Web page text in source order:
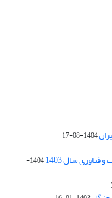
1404-08-17
سال 1403
1404-